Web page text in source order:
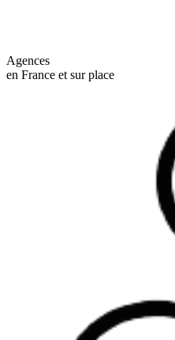
Agences
en France et sur place